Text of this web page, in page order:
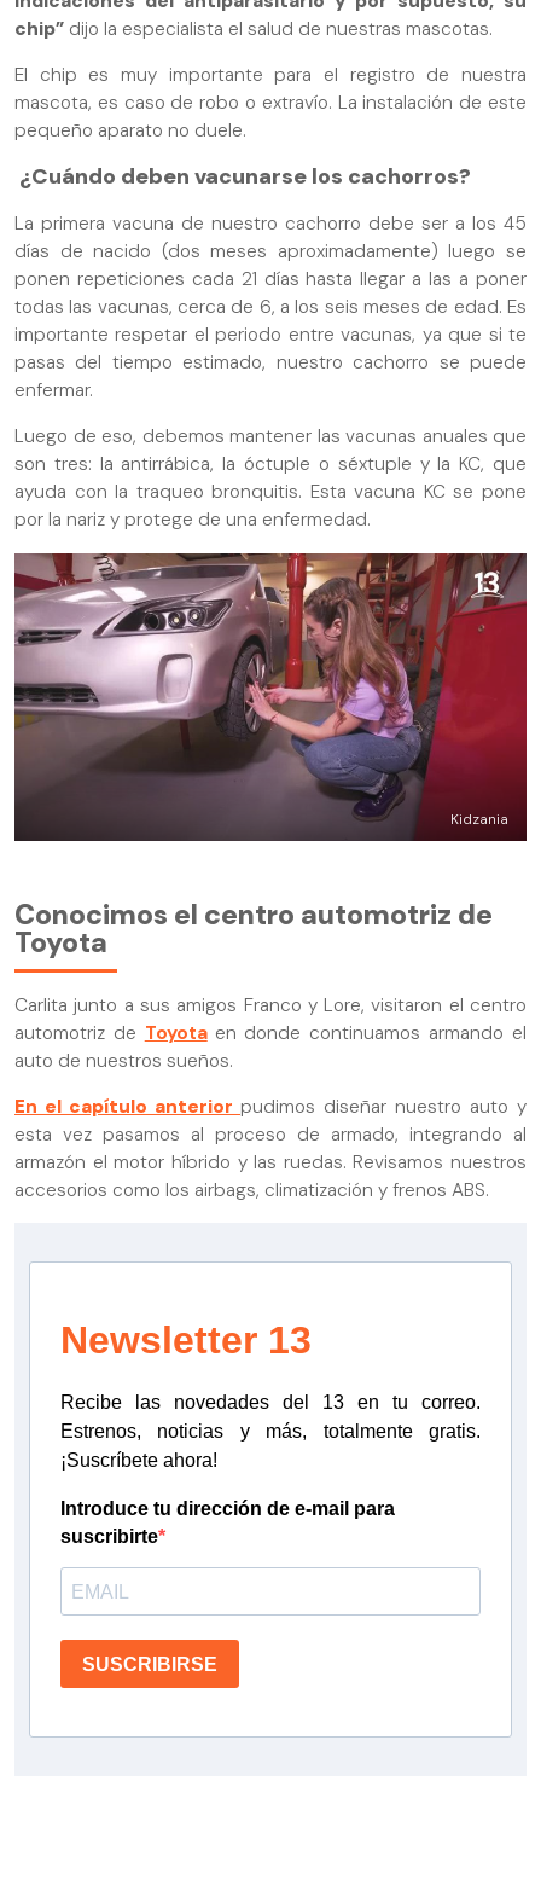
chip” dijo la especialista el salud de nuestras mascotas.
El chip es muy importante para el registro de nuestra
mascota, es caso de robo o extravío. La instalación de este
pequeño aparato no duele.
¿Cuándo deben vacunarse los cachorros?
La primera vacuna de nuestro cachorro debe ser a los 45
días de nacido (dos meses aproximadamente) luego se
ponen repeticiones cada 21 días hasta llegar a las a poner
todas las vacunas, cerca de 6, a los seis meses de edad. Es
importante respetar el periodo entre vacunas, ya que si te
pasas del tiempo estimado, nuestro cachorro se puede
enfermar.
Luego de eso, debemos mantener las vacunas anuales que
son tres: la antirrábica, la óctuple o séxtuple y la KC, que
ayuda con la traqueo bronquitis. Esta vacuna KC se pone
por la nariz y protege de una enfermedad.
Kidzania
Conocimos el centro automotriz de
Toyota
Carlita junto a sus amigos Franco y Lore, visitaron el centro
automotriz de Toyota en donde continuamos armando el
auto de nuestros sueños.
En el capítulo anterior pudimos diseñar nuestro auto y
esta vez pasamos al proceso de armado, integrando al
armazón el motor híbrido y las ruedas. Revisamos nuestros
accesorios como los airbags, climatización y frenos ABS.
Newsletter 13
Recibe las novedades del 13 en tu correo.
Estrenos, noticias y más, totalmente gratis.
¡Suscríbete ahora!
Introduce tu dirección de e-mail para
suscribirte
SUSCRIBIRSE